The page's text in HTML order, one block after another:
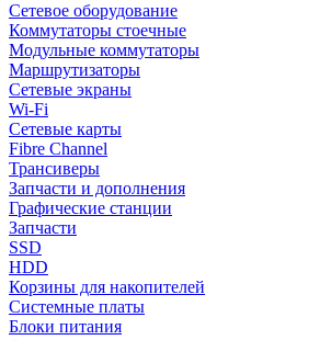
Сетевое оборудование
Коммутаторы стоечные
Модульные коммутаторы
Маршрутизаторы
Сетевые экраны
Wi-Fi
Сетевые карты
Fibre Channel
Трансиверы
Запчасти и дополнения
Графические станции
Запчасти
SSD
HDD
Корзины для накопителей
Системные платы
Блоки питания